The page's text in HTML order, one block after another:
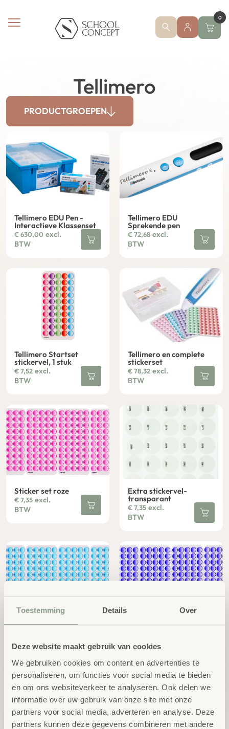
Toestemming Details Over
Deze website maakt gebruik van cookies
We gebruiken cookies om content en advertenties te
personaliseren, om functies voor social media te bieden
en om ons websiteverkeer te analyseren. Ook delen we
informatie over uw gebruik van onze site met onze
partners voor social media, adverteren en analyse. Deze
partners kunnen deze gegevens combineren met andere
0
Tellimero
PRODUCTGROEPEN
Tellimero EDU Pen -
Interactieve Klassenset
€630,00 excl.
BTW
Tellimero EDU
Sprekende pen
€72,68 excl.
BTW
Tellimero Startset
stickervel, 1 stuk
€7,52 excl.
BTW
Tellimero en complete
stickerset
€78,32 excl.
BTW
Sticker set roze
€7,35 excl.
BTW
Extra stickervel-
transparant
€7,35 excl.
BTW
Extra stickervel-blauw
BTW
Extra stickersvel-Violet
BTW